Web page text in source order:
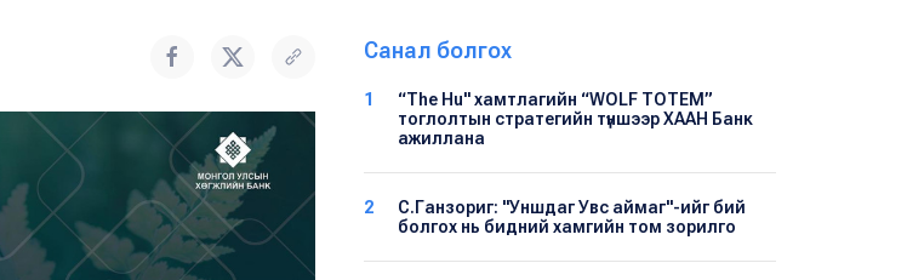
Санал болгох
1
“The Hu" хамтлагийн “WOLF TOTEM”
тоглолтын стратегийн түншээр ХААН Банк
ажиллана
2
С.Ганзориг: "Уншдаг Увс аймаг"-ийг бий
болгох нь бидний хамгийн том зорилго